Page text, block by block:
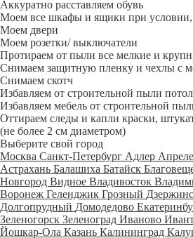
Аккуратно расставляем обувь
Моем все шкафы и ящики при условии,
Моем двери
Моем розетки/ выключатели
Протираем от пыли все мелкие и
Снимаем защитную пленку и чехлы с
Снимаем скотч
Избавляем от строительной пыли
Избавляем мебель от строительной
Оттираем следы и капли краски,
(не более 2 см диаметром)
Выберите свой город
Москва Санкт-Петербург Адлер
Астрахань Балашиха Батайск
Новгород Видное Владивосток
Воронеж Геленджик Грозный
Долгопрудный Домодедово
Зеленогорск Зеленоград Иваново
Йошкар-Ола Казань Калининград